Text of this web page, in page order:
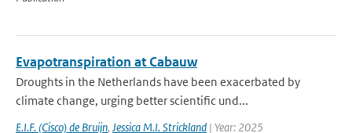
Evapotranspiration at Cabauw
Droughts in the Netherlands have been exacerbated by
climate change, urging better scientific und...
E.I.F. (Cisco) de Bruijn, Jessica M.I. Strickland | Year: 2025